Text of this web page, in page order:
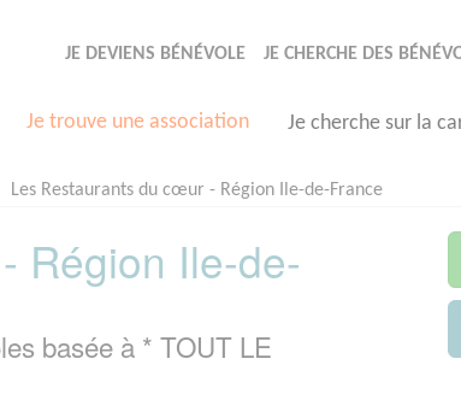
JE DEVIENS BÉNÉVOLE JE CHERCHE DES
Je trouve une association Je cherche sur la
Les Restaurants du cœur - Région Ile-de-France
Région Ile-de-
basée à * TOUT LE